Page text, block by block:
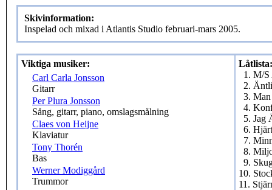
Skivinformation:
Inspelad och mixad i Atlantis Studio februari-mars 2005.
Viktiga musiker:
Carl Carla Jonsson
Gitarr
Per Plura Jonsson
Sång, gitarr, piano, omslagsmålning
Claes von Heijne
Klaviatur
Tony Thorén
Bas
Werner Modiggård
Trummor
Låtlista:
1. M/
2.
3.
4.
5. Jag
6.
7.
8.
9.
10.
11.